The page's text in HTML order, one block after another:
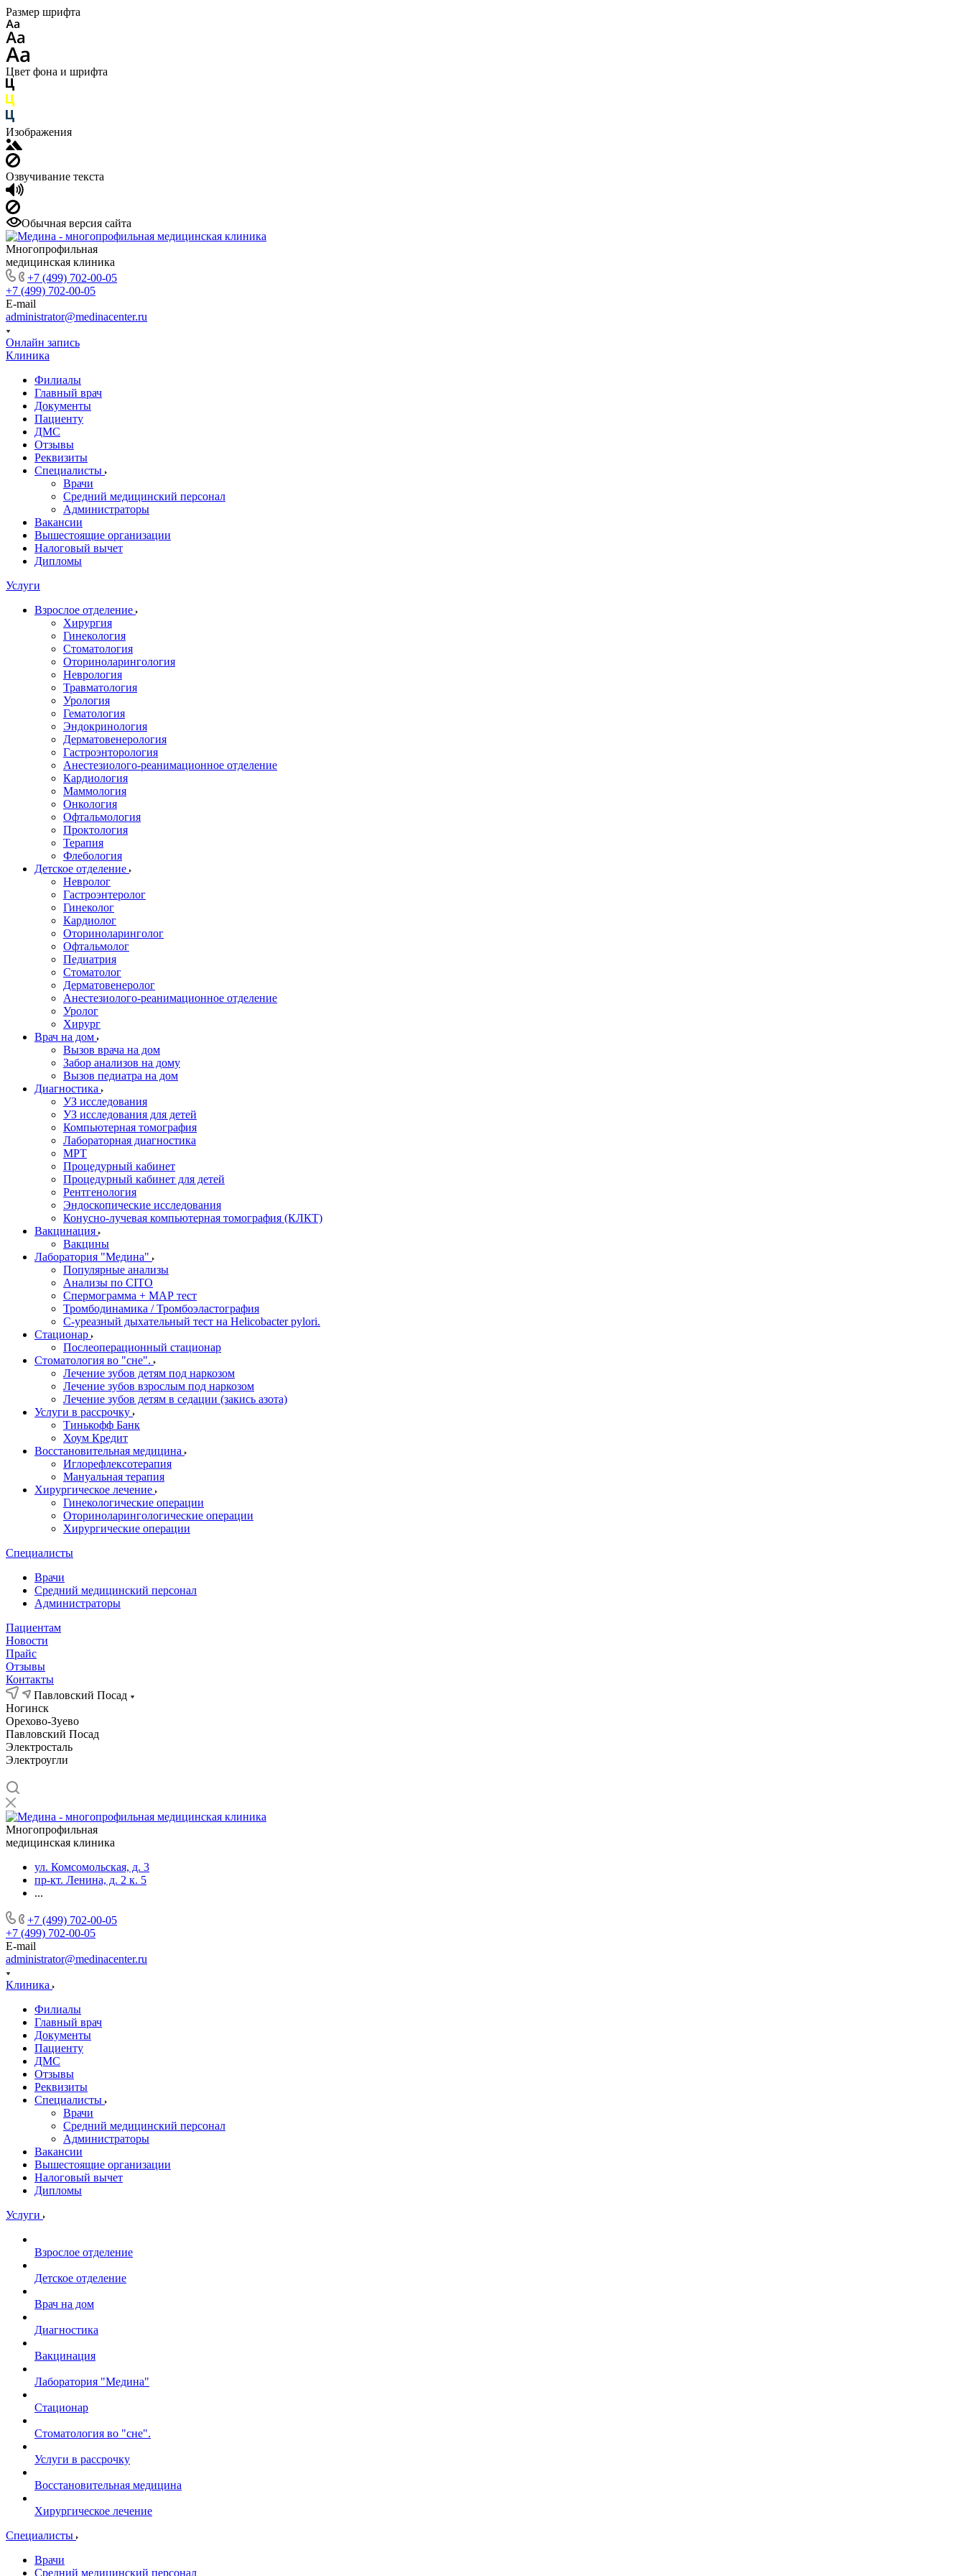
Размер шрифта
Цвет фона и шрифта
Изображения
Озвучивание текста
Обычная версия сайта
Многопрофильная
медицинская клиника
+7 (499) 702-00-05
+7 (499) 702-00-05
E-mail
administrator@medinacenter.ru
Онлайн запись
Клиника
Филиалы
Главный врач
Документы
Пациенту
ДМС
Отзывы
Реквизиты
Специалисты
Врачи
Средний медицинский персонал
Администраторы
Вакансии
Вышестоящие организации
Налоговый вычет
Дипломы
Услуги
Взрослое отделение
Хирургия
Гинекология
Стоматология
Оториноларингология
Неврология
Травматология
Урология
Гематология
Эндокринология
Дерматовенерология
Гастроэнторология
Анестезиолого-реанимационное отделение
Кардиология
Маммология
Онкология
Офтальмология
Проктология
Терапия
Флебология
Детское отделение
Невролог
Гастроэнтеролог
Гинеколог
Кардиолог
Оториноларинголог
Офтальмолог
Педиатрия
Стоматолог
Дерматовенеролог
Анестезиолого-реанимационное отделение
Уролог
Хирург
Врач на дом
Вызов врача на дом
Забор анализов на дому
Вызов педиатра на дом
Диагностика
УЗ исследования
УЗ исследования для детей
Компьютерная томография
Лабораторная диагностика
МРТ
Процедурный кабинет
Процедурный кабинет для детей
Рентгенология
Эндоскопические исследования
Конусно-лучевая компьютерная томография (КЛКТ)
Вакцинация
Вакцины
Лаборатория "Медина"
Популярные анализы
Анализы по CITO
Спермограмма + МАР тест
Тромбодинамика / Тромбоэластография
С-уреазный дыхательный тест на Helicobacter pylori.
Стационар
Послеоперационный стационар
Стоматология во "сне".
Лечение зубов детям под наркозом
Лечение зубов взрослым под наркозом
Лечение зубов детям в седации (закись азота)
Услуги в рассрочку
Тинькофф Банк
Хоум Кредит
Восстановительная медицина
Иглорефлексотерапия
Мануальная терапия
Хирургическое лечение
Гинекологические операции
Оториноларингологические операции
Хирургические операции
Специалисты
Врачи
Средний медицинский персонал
Администраторы
Пациентам
Новости
Прайс
Отзывы
Контакты
Павловский Посад
Ногинск
Орехово-Зуево
Павловский Посад
Электросталь
Электроугли
Многопрофильная
медицинская клиника
ул. Комсомольская, д. 3
пр-кт. Ленина, д. 2 к. 5
...
+7 (499) 702-00-05
+7 (499) 702-00-05
E-mail
administrator@medinacenter.ru
Клиника
Филиалы
Главный врач
Документы
Пациенту
ДМС
Отзывы
Реквизиты
Специалисты
Врачи
Средний медицинский персонал
Администраторы
Вакансии
Вышестоящие организации
Налоговый вычет
Дипломы
Услуги
Взрослое отделение
Детское отделение
Врач на дом
Диагностика
Вакцинация
Лаборатория "Медина"
Стационар
Стоматология во "сне".
Услуги в рассрочку
Восстановительная медицина
Хирургическое лечение
Специалисты
Врачи
Средний медицинский персонал